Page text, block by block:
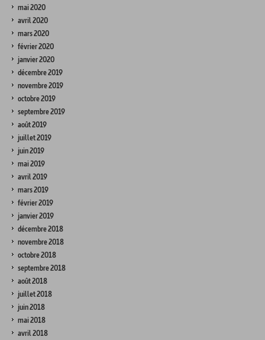
mai 2020
avril 2020
mars 2020
février 2020
janvier 2020
décembre 2019
novembre 2019
octobre 2019
septembre 2019
août 2019
juillet 2019
juin 2019
mai 2019
avril 2019
mars 2019
février 2019
janvier 2019
décembre 2018
novembre 2018
octobre 2018
septembre 2018
août 2018
juillet 2018
juin 2018
mai 2018
avril 2018